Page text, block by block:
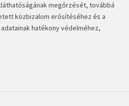
megőrzését, továbbá
közbizalom erősítéséhez és a
hatékony védelméhez,